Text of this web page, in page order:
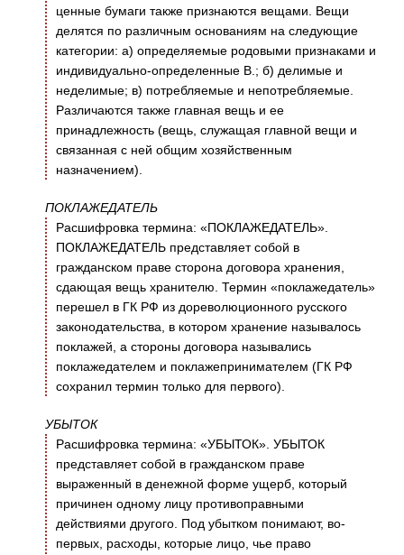
ценные бумаги также признаются вещами. Вещи
делятся по различным основаниям на следующие
категории: а) определяемые родовыми признаками и
индивидуально-определенные В.; б) делимые и
неделимые; в) потребляемые и непотребляемые.
Различаются также главная вещь и ее
принадлежность (вещь, служащая главной вещи и
связанная с ней общим хозяйственным
назначением).
ПОКЛАЖЕДАТЕЛЬ
Расшифровка термина: «ПОКЛАЖЕДАТЕЛЬ».
ПОКЛАЖЕДАТЕЛЬ представляет собой в
гражданском праве сторона договора хранения,
сдающая вещь хранителю. Термин «поклажедатель»
перешел в ГК РФ из дореволюционного русского
законодательства, в котором хранение называлось
поклажей, а стороны договора назывались
поклажедателем и поклажепринимателем (ГК РФ
сохранил термин только для первого).
УБЫТОК
Расшифровка термина: «УБЫТОК». УБЫТОК
представляет собой в гражданском праве
выраженный в денежной форме ущерб, который
причинен одному лицу противоправными
действиями другого. Под убытком понимают, во-
первых, расходы, которые лицо, чье право